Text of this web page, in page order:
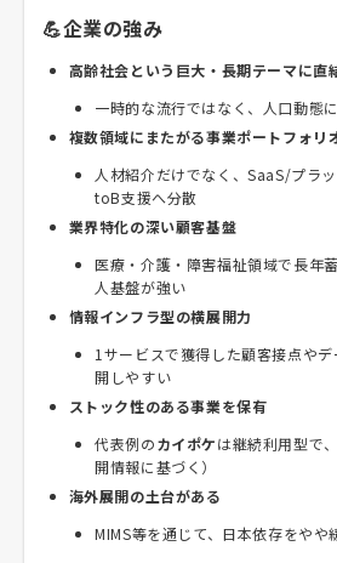
💪企業の強み
高齢社会という巨大・長期テーマに直
一時的な流行ではなく、人口動態
複数領域にまたがる事業ポートフォリ
人材紹介だけでなく、SaaS/プラ
toB支援へ分散
業界特化の深い顧客基盤
医療・介護・障害福祉領域で長年
人基盤が強い
情報インフラ型の横展開力
1サービスで獲得した顧客接点や
開しやすい
ストック性のある事業を保有
代表例のカイポケは継続利用型で
開情報に基づく）
海外展開の土台がある
MIMS等を通じて、日本依存をやや